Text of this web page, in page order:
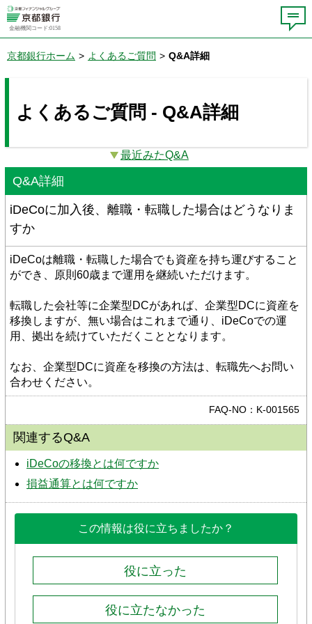
金融機関コード:0158
京都銀行ホーム > よくあるご質問 > Q&A詳細
よくあるご質問 - Q&A詳細
最近みたQ&A
Q&A詳細
iDeCoに加入後、離職・転職した場合はどうなりま
すか
iDeCoは離職・転職した場合でも資産を持ち運びすること
ができ、原則60歳まで運用を継続いただけます。
転職した会社等に企業型DCがあれば、企業型DCに資産を
移換しますが、無い場合はこれまで通り、iDeCoでの運
用、拠出を続けていただくこととなります。
なお、企業型DCに資産を移換の方法は、転職先へお問い
合わせください。
FAQ-NO：K-001565
関連するQ&A
iDeCoの移換とは何ですか
損益通算とは何ですか
この情報は役に立ちましたか？
役に立った
役に立たなかった